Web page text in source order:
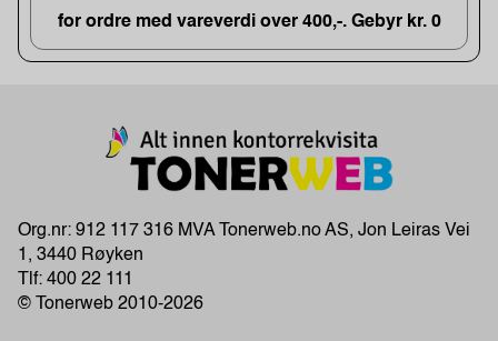
for ordre med vareverdi over 400,-. Gebyr kr. 0
Org.nr: 912 117 316 MVA Tonerweb.no AS, Jon Leiras Vei
1, 3440 Røyken
Tlf: 400 22 111
© Tonerweb 2010-2026